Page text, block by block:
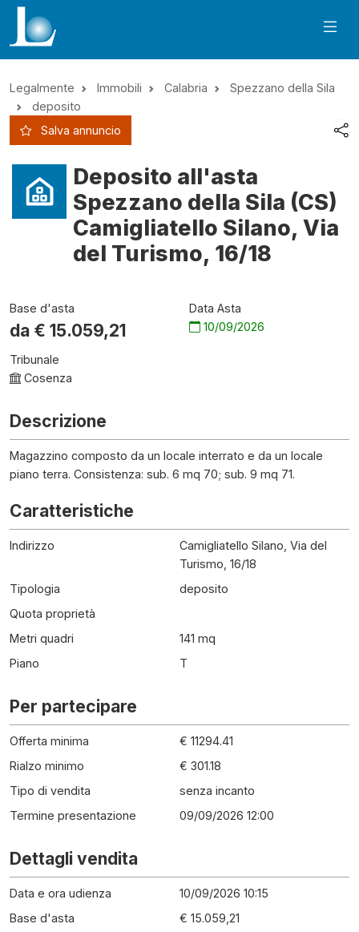
Legalmente Immobili Calabria
Spezzano della Sila
deposito
Salva annuncio
Deposito all'asta
Spezzano della Sila (CS)
Camigliatello Silano, Via
del Turismo, 16/18
Base d'asta
da € 15.059,21
Data Asta
10/09/2026
Tribunale
Cosenza
Descrizione
Magazzino composto da un locale interrato e da un locale
piano terra. Consistenza: sub. 6 mq 70; sub. 9 mq 71.
Caratteristiche
Indirizzo
Camigliatello Silano, Via del
Turismo, 16/18
Tipologia
deposito
Quota proprietà
Metri quadri
141 mq
Piano
T
Per partecipare
Offerta minima
€ 11294.41
Rialzo minimo
€ 301.18
Tipo di vendita
senza incanto
Termine presentazione
09/09/2026 12:00
Dettagli vendita
Data e ora udienza
10/09/2026 10:15
Base d'asta
€ 15.059,21